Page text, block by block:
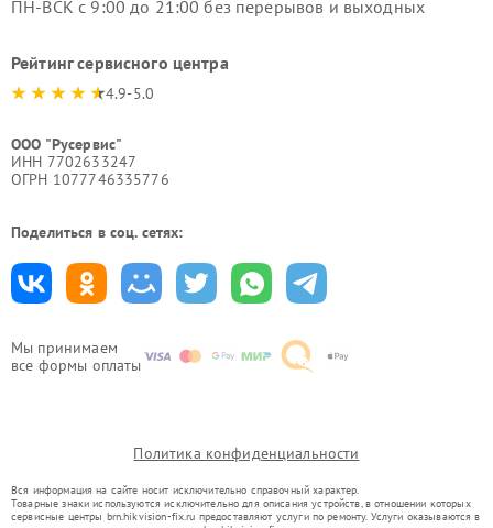
Мы принимаем
все формы оплаты
ПН-ВСК с 9:00 до 21:00 без перерывов и выходных
Рейтинг сервисного центра
4.9-5.0
ООО "Русервис"
ИНН 7702633247
ОГРН 1077746335776
Поделиться в соц. сетях:
Политика конфиденциальности
Вся информация на сайте носит исключительно справочный характер.
Товарные знаки используются исключительно для описания устройств, в отношении которых
сервисные центры brn.hikvision-fix.ru предоставляют услуги по ремонту. Услуги оказываются в